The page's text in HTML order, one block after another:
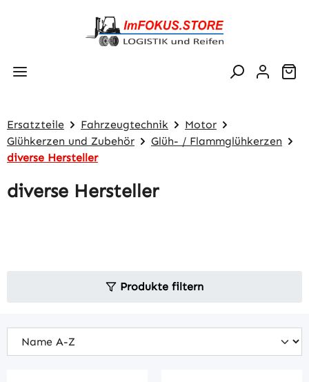
Zum Hauptinhalt springen
Ersatzteile Fahrzeugtechnik
Motor
Glühkerzen und Zubehör
Glüh- / Flammglühkerzen
diverse Hersteller
diverse Hersteller
Produkte filtern